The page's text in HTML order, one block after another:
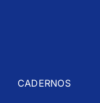
CADERNOS